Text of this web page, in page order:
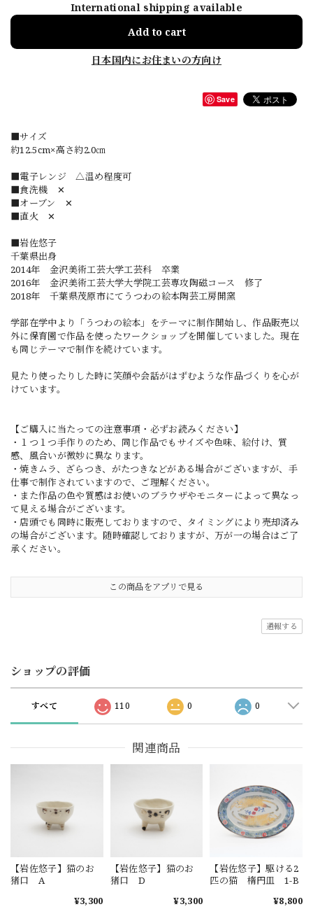
International shipping available
Add to cart
日本国内にお住まいの方向け
Save
■サイズ
約12.5cm×高さ約2.0㎝
■電子レンジ △温め程度可
■食洗機 ✕
■オーブン ✕
■直火 ✕
■岩佐悠子
千葉県出身
2014年 金沢美術工芸大学工芸科 卒業
2016年 金沢美術工芸大学大学院工芸専攻陶磁コース 修了
2018年 千葉県茂原市にてうつわの絵本陶芸工房開窯
学部在学中より「うつわの絵本」をテーマに制作開始し、作品販売以
外に保育園で作品を使ったワークショップを開催していました。現在
も同じテーマで制作を続けています。
見たり使ったりした時に笑顔や会話がはずむような作品づくりを心が
けています。
【ご購入に当たっての注意事項・必ずお読みください】
・１つ１つ手作りのため、同じ作品でもサイズや色味、絵付け、質
感、風合いが微妙に異なります。
・焼きムラ、ざらつき、がたつきなどがある場合がございますが、手
仕事で制作されていますので、ご理解ください。
・また作品の色や質感はお使いのブラウザやモニターによって異なっ
て見える場合がございます。
・店頭でも同時に販売しておりますので、タイミングにより売却済み
の場合がございます。随時確認しておりますが、万が一の場合はご了
承ください。
この商品をアプリで見る
通報する
ショップの評価
すべて 110 0 0
関連商品
【岩佐悠子】猫のお
猪口 A
¥3,300
【岩佐悠子】猫のお
猪口 D
¥3,300
【岩佐悠子】駆ける2
匹の猫 楕円皿 1-B
¥8,800